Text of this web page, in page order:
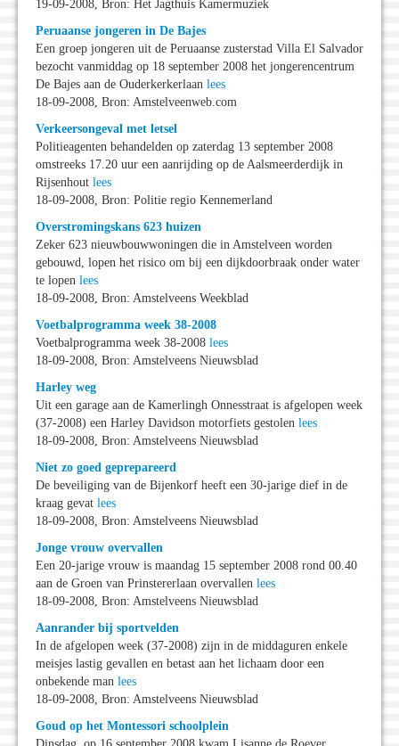
19-09-2008, Bron: Het Jagthuis Kamermuziek
Peruaanse jongeren in De Bajes
Een groep jongeren uit de Peruaanse zusterstad Villa El Salvador
bezocht vanmiddag op 18 september 2008 het jongerencentrum
De Bajes aan de Ouderkerkerlaan lees
18-09-2008, Bron: Amstelveenweb.com
Verkeersongeval met letsel
Politieagenten behandelden op zaterdag 13 september 2008
omstreeks 17.20 uur een aanrijding op de Aalsmeerderdijk in
Rijsenhout lees
18-09-2008, Bron: Politie regio Kennemerland
Overstromingskans 623 huizen
Zeker 623 nieuwbouwwoningen die in Amstelveen worden
gebouwd, lopen het risico om bij een dijkdoorbraak onder water
te lopen lees
18-09-2008, Bron: Amstelveens Weekblad
Voetbalprogramma week 38-2008
Voetbalprogramma week 38-2008 lees
18-09-2008, Bron: Amstelveens Nieuwsblad
Harley weg
Uit een garage aan de Kamerlingh Onnesstraat is afgelopen week
(37-2008) een Harley Davidson motorfiets gestolen lees
18-09-2008, Bron: Amstelveens Nieuwsblad
Niet zo goed geprepareerd
De beveiliging van de Bijenkorf heeft een 30-jarige dief in de
kraag gevat lees
18-09-2008, Bron: Amstelveens Nieuwsblad
Jonge vrouw overvallen
Een 20-jarige vrouw is maandag 15 september 2008 rond 00.40
aan de Groen van Prinstererlaan overvallen lees
18-09-2008, Bron: Amstelveens Nieuwsblad
Aanrander bij sportvelden
In de afgelopen week (37-2008) zijn in de middaguren enkele
meisjes lastig gevallen en betast aan het lichaam door een
onbekende man lees
18-09-2008, Bron: Amstelveens Nieuwsblad
Goud op het Montessori schoolplein